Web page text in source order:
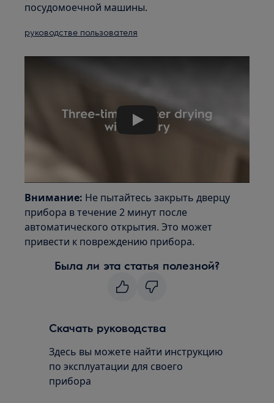
посудомоечной машины.
руководстве пользователя
Play
Внимание: Не пытайтесь закрыть дверцу
прибора в течение 2 минут после
автоматического открытия. Это может
привести к повреждению прибора.
Была ли эта статья полезной?
Скачать руководства
Здесь вы можете найти инструкцию
по эксплуатации для своего
прибора